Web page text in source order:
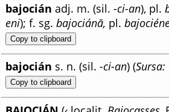
bajocián adj. m. (sil.-ci-an), pl.
eni); f. sg.bajociánă, pl.
Copy to clipboard
bajocián s. n. (sil.-ci-an) (
Copy to clipboard